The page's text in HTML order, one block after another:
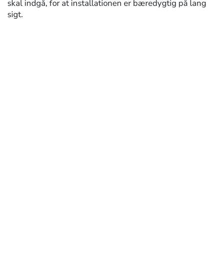
skal indgå, for at installationen er bæredygtig på lang
sigt.